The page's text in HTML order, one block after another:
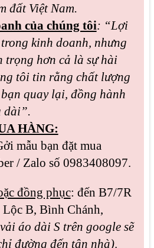
đất Việt Nam.
của chúng tôi: “Lợi
kinh doanh, nhưng
trọng hơn cả là sự hài
tôi tin rằng chất lượng
quay lại, đồng hành
dài”.
HÀNG:
mẫu bạn đặt mua
/ Zalo số 0983408097.
đồng phục: đến B7/7R
B, Bình Chánh,
áo dài S trên google sẽ
đường đến tận nhà).